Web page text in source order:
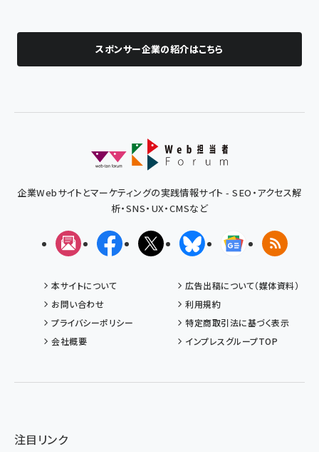
スポンサー企業の紹介はこちら
企業Webサイトとマーケティングの実践情報サイト - SEO・アクセス解
析・SNS・UX・CMSなど
メルマガFacebookX(エックス)BlueskyGoogleニュ
RSS
本サイトについて
広告出稿について（媒体資料）
お問い合わせ
利用規約
プライバシーポリシー
特定商取引法に基づく表示
会社概要
インプレスグループTOP
注目リンク